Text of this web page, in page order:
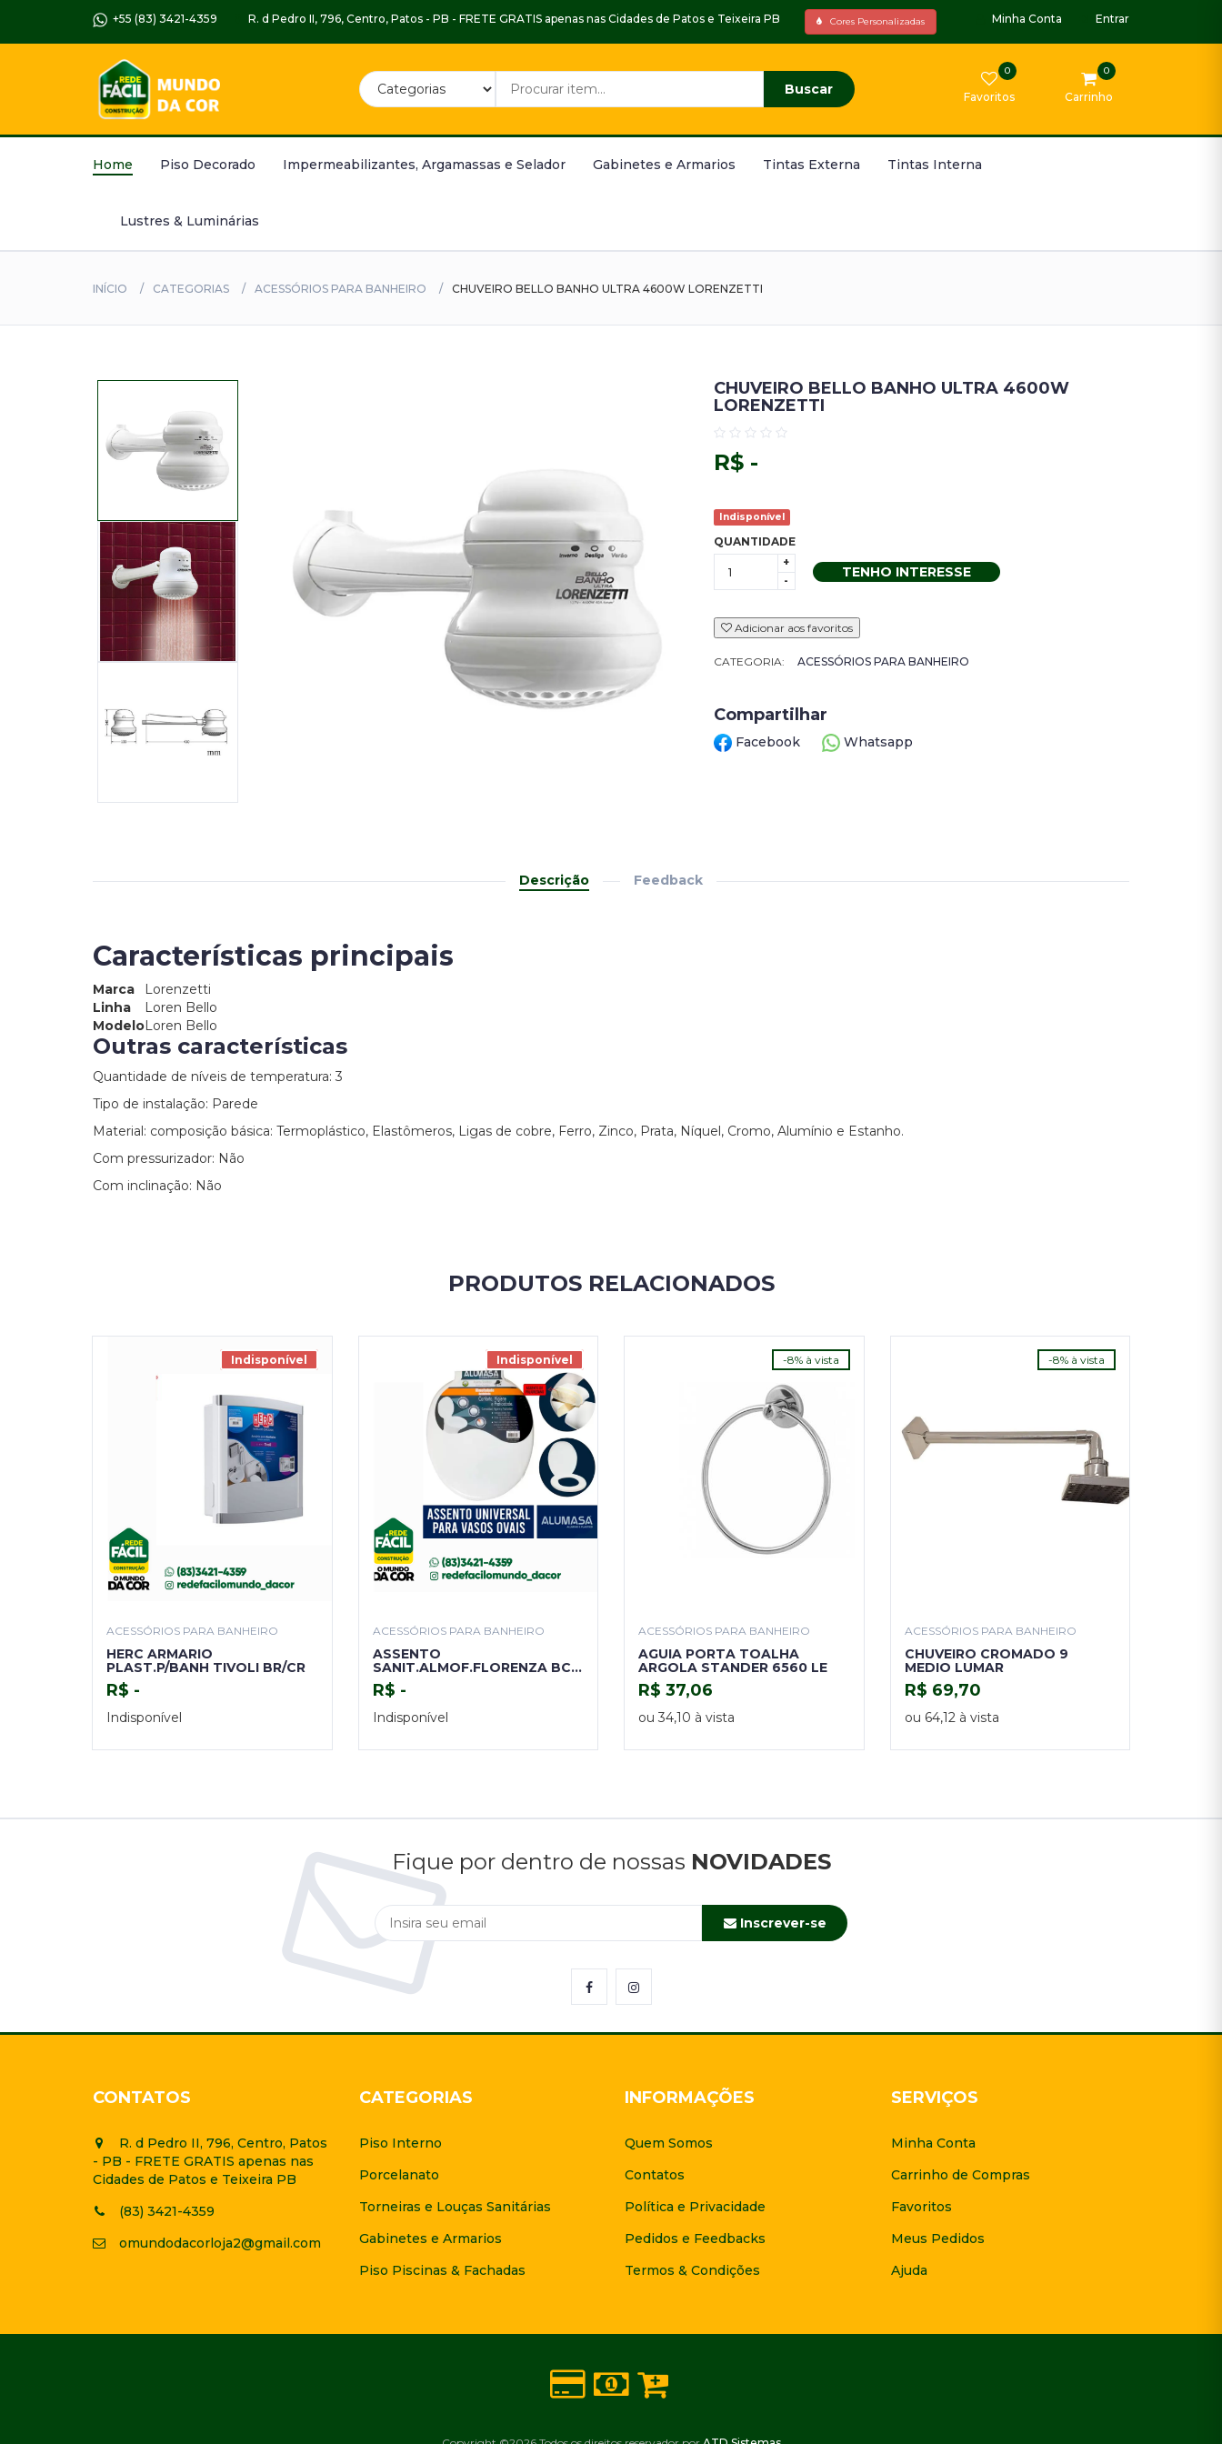
+55 (83) 3421-4359 R. d Pedro II, 796, Centro, Patos - PB - FRETE GRATIS apenas nas Cidades de Patos e Teixeira PB Minha Conta Entrar
Cores Personalizadas
Buscar Favoritos
0
Carrinho
0
Home Piso Decorado Impermeabilizantes, Argamassas e Selador Gabinetes e Armarios Tintas Externa Tintas Interna
Lustres & Luminárias
INÍCIO CATEGORIAS ACESSÓRIOS PARA BANHEIRO CHUVEIRO BELLO BANHO ULTRA 4600W LORENZETTI
CHUVEIRO BELLO BANHO ULTRA 4600W
LORENZETTI
R$ -
Indisponível
QUANTIDADE
+
-
TENHO INTERESSE
Adicionar aos favoritos
CATEGORIA: ACESSÓRIOS PARA BANHEIRO
Compartilhar
Facebook Whatsapp
Descrição Feedback
Características principais
Marca
Lorenzetti
Linha
Loren Bello
ModeloLoren Bello
Outras características
Quantidade de níveis de temperatura: 3
Tipo de instalação: Parede
Material: composição básica: Termoplástico, Elastômeros, Ligas de cobre, Ferro, Zinco, Prata, Níquel, Cromo, Alumínio e Estanho.
Com pressurizador: Não
Com inclinação: Não
PRODUTOS RELACIONADOS
Indisponível
ACESSÓRIOS PARA BANHEIRO
HERC ARMARIO
PLAST.P/BANH TIVOLI BR/CR
R$ -
IndisponívelTENHO INTERESSE
Indisponível
ACESSÓRIOS PARA BANHEIRO
ASSENTO
SANIT.ALMOF.FLORENZA BCO
ALUMASA
R$ -
IndisponívelTENHO INTERESSE
-8% à vista
ACESSÓRIOS PARA BANHEIRO
AGUIA PORTA TOALHA
ARGOLA STANDER 6560 LE
R$ 37,06
ou 34,10 à vistaCOMPRAR
-8% à vista
ACESSÓRIOS PARA BANHEIRO
CHUVEIRO CROMADO 9
MEDIO LUMAR
R$ 69,70
ou 64,12 à vistaCOMPRAR
Fique por dentro de nossas NOVIDADES
Inscrever-se
CONTATOS
R. d Pedro II, 796, Centro, Patos
- PB - FRETE GRATIS apenas nas
Cidades de Patos e Teixeira PB
(83) 3421-4359
omundodacorloja2@gmail.com
CATEGORIAS
Piso Interno
Porcelanato
Torneiras e Louças Sanitárias
Gabinetes e Armarios
Piso Piscinas & Fachadas
INFORMAÇÕES
Quem Somos
Contatos
Política e Privacidade
Pedidos e Feedbacks
Termos & Condições
SERVIÇOS
Minha Conta
Carrinho de Compras
Favoritos
Meus Pedidos
Ajuda